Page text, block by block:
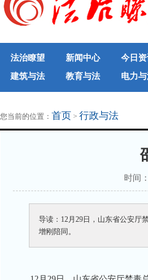
法治瞭望 新闻中心 今日
建筑与法
教育与法 电力
地方法治联播
律师律所
您当前的位置： 首页 > 行政与法
时间
导读：12月29日，山东省公安厅
增刚陪同。